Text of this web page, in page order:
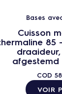
Bases
Cuisson
85
afgestemd
COD
VOIR